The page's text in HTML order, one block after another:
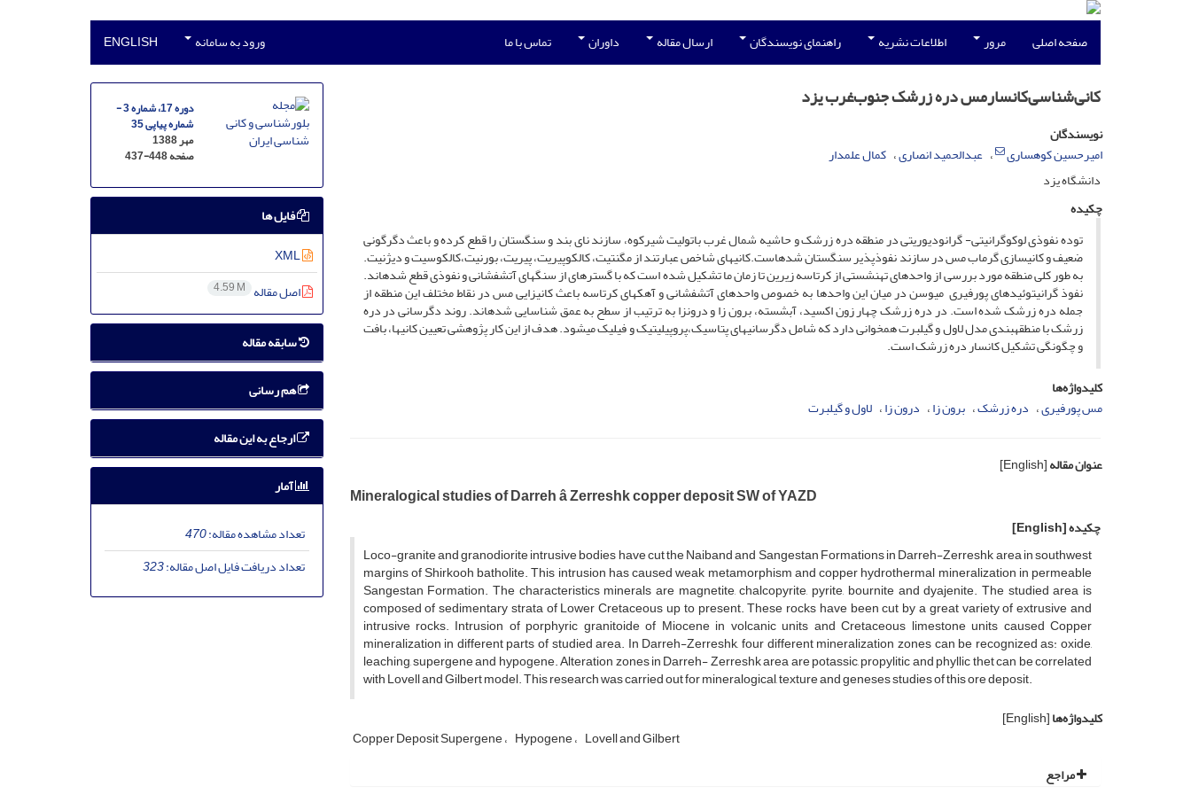
صفحه اصلی مرور اطلاعات نشریه راهنمای نویسندگان ارسال مقاله داوران تماس با ما ورود به سامانه ENGLISH
‌کانی‌شناسی‌کانسار‌مس دره ‌زرشک جنوب‌غرب‌ یزد
نویسندگان
امیرحسین کوهساری
عبدالحمید انصاری کمال علمدار
دانشگاه یزد
چکیده
توده نفوذی لوکوگرانیتی- گرانودیوریتی در منطقه دره زرشک و حاشیه شمال غرب باتولیت شیرکوه، سازند نای بند و سنگستان را قطع کرده و باعث دگرگونی
ضعیف و کانی­سازی گرماب مس در سازند نفوذپذیر­ سنگستان ­شده­است.­کانی­های ­شاخص عبارتند از مگنتیت، کالکوپیریت، پیریت، بورنیت،کالکوسیت و دیژنیت.
به طور کلی منطقه مورد بررسی از واحدهای ته­نشستی از کرتاسه زیرین تا زمان ما تشکیل شده است که با گستره­ای از سنگ­های آتشفشانی و نفوذی قطع شده­اند.
نفوذ گرانیتوئید­های پورفیری میوسن در میان این واحدها به خصوص واحدهای آتشفشانی و آهک­های کرتاسه باعث کانی­زایی مس در نقاط مختلف این منطقه از
جمله دره زرشک شده است. در دره زرشک چهار زون اکسید، آبشسته، برون زا و درون­زا به ترتیب از سطح به عمق شناسایی شده­اند. روند دگرسانی در دره
زرشک با منطقه­بندی مدل لاول و گیلبرت همخوانی دارد که شامل دگرسانی­های پتاسیک،پروپیلیتیک و فیلیک می­شود. هدف از این کار پژوهشی تعیین کانی­ها، بافت
و چگونگی تشکیل کانسار دره زرشک است.
کلیدواژه‌ها
مس پورفیری دره زرشک برون زا درون زا لاول و گیلبرت
عنوان مقاله[English]
Mineralogical studies of Darreh â Zerreshk copper deposit SW of YAZD
چکیده[English]
Loco-granite and granodiorite intrusive bodies have cut the Naiband and Sangestan Formations in Darreh-Zerreshk area in southwest
margins of Shirkooh batholite. This intrusion has caused weak metamorphism and copper hydrothermal mineralization in permeable
Sangestan Formation. The characteristics minerals are magnetite, chalcopyrite, pyrite, bournite and dyajenite. The studied area is
composed of sedimentary strata of Lower Cretaceous up to present. These rocks have been cut by a great variety of extrusive and
intrusive rocks. Intrusion of porphyric granitoide of Miocene in volcanic units and Cretaceous limestone units caused Copper
mineralization in different parts of studied area. In Darreh-Zerreshk, four different mineralization zones can be recognized as: oxide,
leaching, supergene and hypogene. Alteration zones in Darreh- Zerreshk area are potassic, propylitic and phyllic thet can be correlated
with Lovell and Gilbert model. This research was carried out for mineralogical, texture and geneses studies of this ore deposit.
کلیدواژه‌ها[English]
Copper Deposit Supergene Hypogene Lovell and Gilbert
مراجع
دوره 17، شماره 3 -
شماره پیاپی 35
مهر 1388
صفحه437-448
فایل ها
XML
اصل مقاله 4.59 M
سابقه مقاله
هم رسانی
ارجاع به این مقاله
آمار
تعداد مشاهده مقاله:470
تعداد دریافت فایل اصل مقاله:323